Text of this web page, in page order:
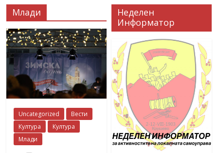
Млади
Uncategorized
Вести
Култура
Култура
Млади
Неделен
Информатор